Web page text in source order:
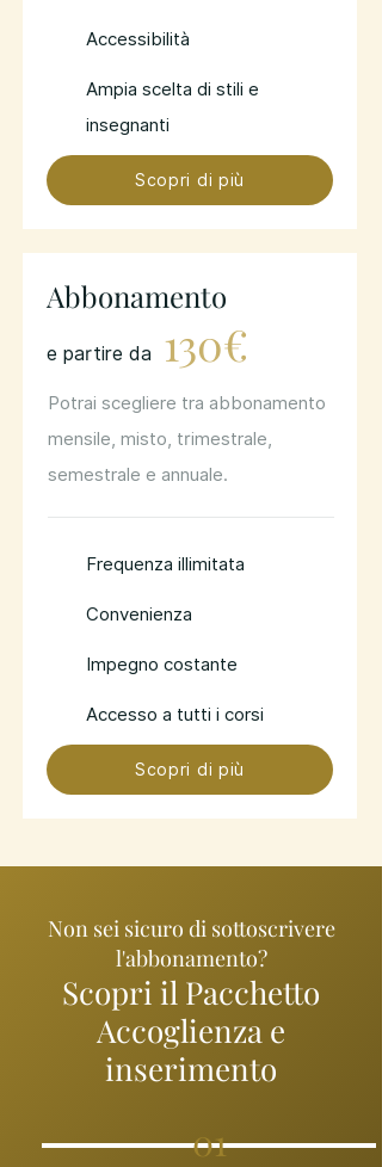
Accessibilità
Ampia scelta di stili e
insegnanti
Scopri di più
Abbonamento
e partire da 130€
Potrai scegliere tra abbonamento
mensile, misto, trimestrale,
semestrale e annuale.
Frequenza illimitata
Convenienza
Impegno costante
Accesso a tutti i corsi
Scopri di più
Non sei sicuro di sottoscrivere
l'abbonamento?
Scopri il Pacchetto
Accoglienza e
inserimento
01